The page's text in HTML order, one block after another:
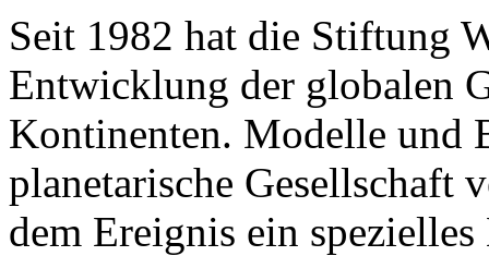
Seit 1982 hat die Stiftung
Entwicklung der globalen
Kontinenten. Modelle und
planetarische Gesellschaft
dem Ereignis ein